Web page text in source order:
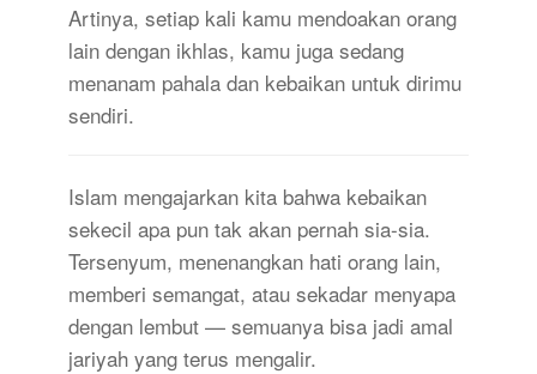
Artinya, setiap kali kamu mendoakan orang
lain dengan ikhlas, kamu juga sedang
menanam pahala dan kebaikan untuk dirimu
sendiri.
Islam mengajarkan kita bahwa kebaikan
sekecil apa pun tak akan pernah sia-sia.
Tersenyum, menenangkan hati orang lain,
memberi semangat, atau sekadar menyapa
dengan lembut — semuanya bisa jadi amal
jariyah yang terus mengalir.